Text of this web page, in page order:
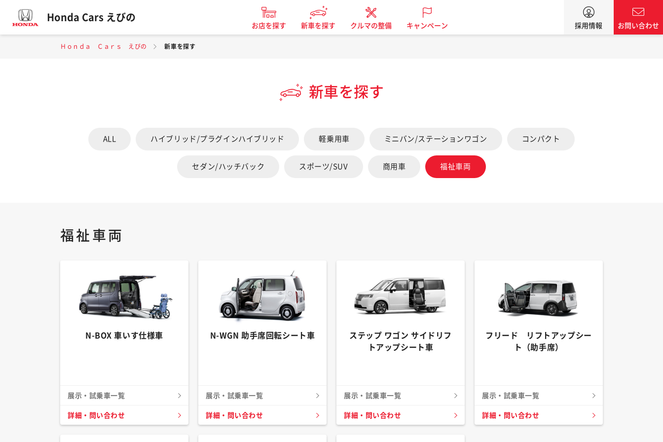
Honda Cars えびの
お店を探す 新車を探す クルマの整備 キャンペーン 採用情報 お問い合わせ
Ｈｏｎｄａ Ｃａｒｓ えびの 新車を探す
新車を探す
ALL ハイブリッド/プラグインハイブリッド 軽乗用車 ミニバン/ステーションワゴン コンパクト
セダン/ハッチバック スポーツ/SUV 商用車 福祉車両
福祉車両
N-BOX 車いす仕様車
展示・試乗車一覧
詳細・問い合わせ
N-WGN 助手席回転シート車
展示・試乗車一覧
詳細・問い合わせ
ステップ ワゴン サイドリフ
トアップシート車
展示・試乗車一覧
詳細・問い合わせ
フリード リフトアップシー
ト（助手席）
展示・試乗車一覧
詳細・問い合わせ